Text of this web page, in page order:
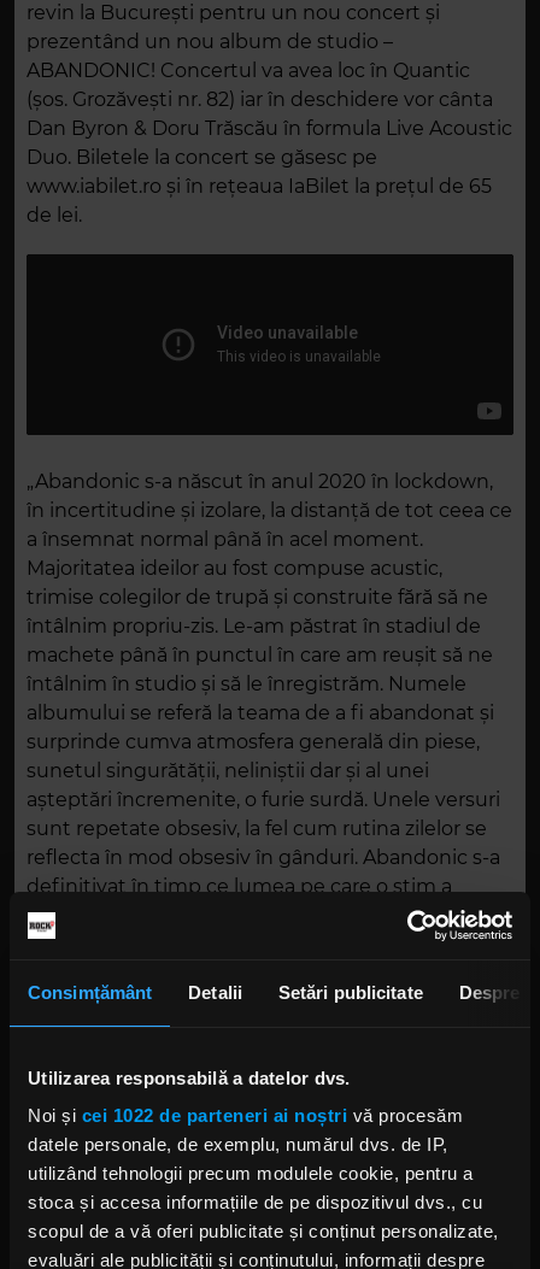
Consimțământ Detalii Setări publicitate Despre
Utilizarea responsabilă a datelor dvs.
Noi și cei 1022 de parteneri ai noștri vă procesăm
datele personale, de exemplu, numărul dvs. de IP,
utilizând tehnologii precum modulele cookie, pentru a
stoca și accesa informațiile de pe dispozitivul dvs., cu
scopul de a vă oferi publicitate și conținut personalizate,
evaluări ale publicității și conținutului, informații despre
revin la București pentru un nou concert și
prezentând un nou album de studio –
ABANDONIC! Concertul va avea loc în Quantic
(șos. Grozăvești nr. 82) iar în deschidere vor cânta
Dan Byron & Doru Trăscău în formula Live Acoustic
Duo. Biletele la concert se găsesc pe
www.iabilet.ro și în rețeaua IaBilet la prețul de 65
de lei.
„Abandonic s-a născut în anul 2020 în lockdown,
în incertitudine și izolare, la distanță de tot ceea ce
a însemnat normal până în acel moment.
Majoritatea ideilor au fost compuse acustic,
trimise colegilor de trupă și construite fără să ne
întâlnim propriu-zis. Le-am păstrat în stadiul de
machete până în punctul în care am reușit să ne
întâlnim în studio și să le înregistrăm. Numele
albumului se referă la teama de a fi abandonat și
surprinde cumva atmosfera generală din piese,
sunetul singurătății, neliniștii dar și al unei
așteptări încremenite, o furie surdă. Unele versuri
sunt repetate obsesiv, la fel cum rutina zilelor se
reflecta în mod obsesiv în gânduri. Abandonic s-a
definitivat în timp ce lumea pe care o știm a
trecut de la pandemie la război, e o oglindă a
nesiguranței noastre în fața unor evenimente pe
lume mai vie, mai sinceră și mai puțin suferindă." –
Grimus